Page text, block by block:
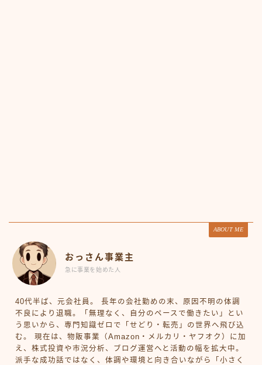
ABOUT ME
おっさん事業主
急に事業を始めた人
40代半ば、元会社員。 長年の会社勤めの末、原因不明の体調
不良により退職。「無理なく、自分のペースで働きたい」とい
う思いから、専門知識ゼロで「せどり・転売」の世界へ飛び込
む。 現在は、物販事業（Amazon・メルカリ・ヤフオク）に加
え、株式投資や市況分析、ブログ運営へと活動の幅を拡大中。
派手な成功話ではなく、体調や環境と向き合いながら「小さく